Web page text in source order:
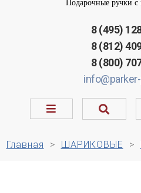
8 (495)
8 (812)
8 (800)
Главная ШАРИКОВЫЕ